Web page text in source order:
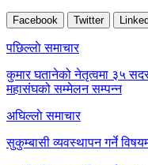
Facebook Twitter
Post
navigation
पछिल्लाे समाचार
कुमार घतानेको नेतृत्वमा ३५
महासंघको सम्मेलन सम्पन्न
अघिल्लाे समाचार
सुकुम्बासी व्यवस्थापन गर्ने